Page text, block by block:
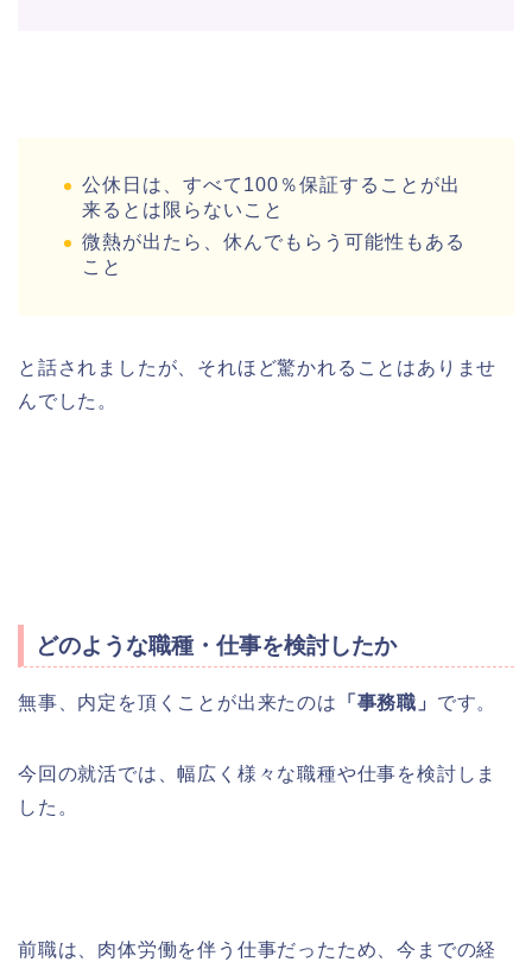
公休日は、すべて100％保証することが出
来るとは限らないこと
微熱が出たら、休んでもらう可能性もある
こと
と話されましたが、それほど驚かれることはありませ
んでした。
どのような職種・仕事を検討したか
無事、内定を頂くことが出来たのは 「事務職」 です。
今回の就活では、幅広く様々な職種や仕事を検討しま
した。
前職は、肉体労働を伴う仕事だったため、今までの経